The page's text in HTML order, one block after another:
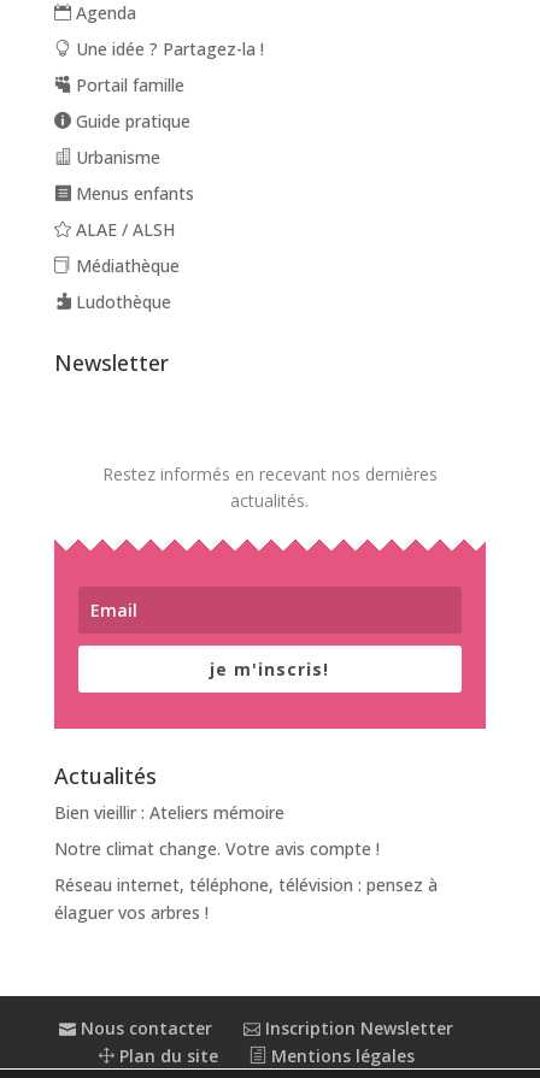
Agenda
Une idée ? Partagez-la !
Portail famille
Guide pratique
Urbanisme
Menus enfants
ALAE / ALSH
Médiathèque
Ludothèque
Newsletter
Restez informés en recevant nos dernières
actualités.
je m'inscris!
Actualités
Bien vieillir : Ateliers mémoire
Notre climat change. Votre avis compte !
Réseau internet, téléphone, télévision : pensez à
élaguer vos arbres !
Nous contacter
Inscription Newsletter
Plan du site
Mentions légales